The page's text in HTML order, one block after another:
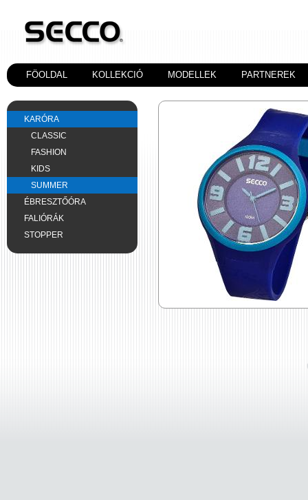
FÖOLDAL KOLLEKCIÓ MODELLEK PARTNEREK
KARÓRA
CLASSIC
FASHION
KIDS
SUMMER
ÉBRESZTŐÓRA
FALIÓRÁK
STOPPER